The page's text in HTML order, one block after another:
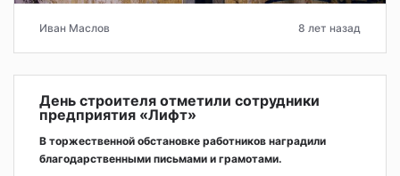
Иван Маслов 8 лет назад
День строителя отметили сотрудники
предприятия «Лифт»
В торжественной обстановке работников наградили
благодарственными письмами и грамотами.